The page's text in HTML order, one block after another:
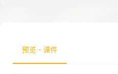
预览 - 课件